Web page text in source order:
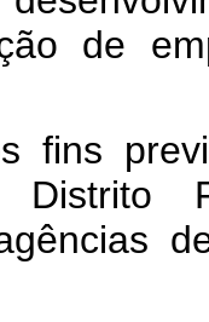
de
fins
Distrito